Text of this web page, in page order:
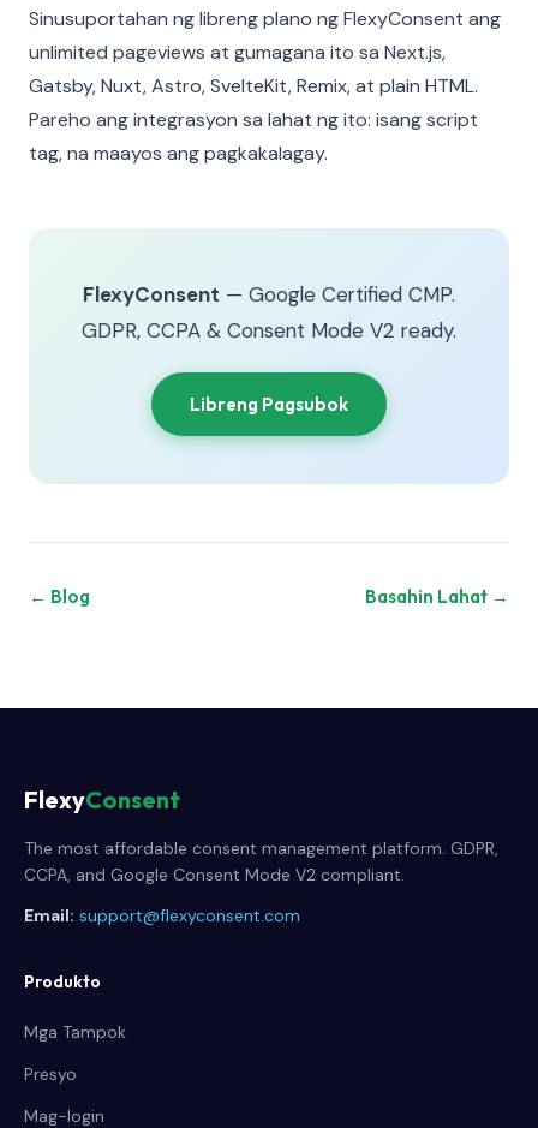
Sinusuportahan ng libreng plano ng FlexyConsent ang
unlimited pageviews at gumagana ito sa Next.js,
Gatsby, Nuxt, Astro, SvelteKit, Remix, at plain HTML.
Pareho ang integrasyon sa lahat ng ito: isang script
tag, na maayos ang pagkakalagay.
FlexyConsent — Google Certified CMP.
GDPR, CCPA & Consent Mode V2 ready.
Libreng Pagsubok
← Blog Basahin Lahat →
FlexyConsent
The most affordable consent management platform. GDPR,
CCPA, and Google Consent Mode V2 compliant.
Email: support@flexyconsent.com
Produkto
Mga Tampok
Presyo
Mag-login